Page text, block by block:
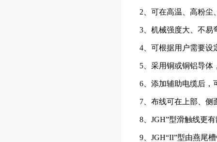
2、 可在高温、高粉尘
3、 机械强度大、不易
4、 可根据用户需要设
5、 采用铜或铜铝导体
6、 添加辅助电缆后，
7、 布线可在上部、侧
8、 JGH”型滑触线更
9、 JGH“II”型由燕尾